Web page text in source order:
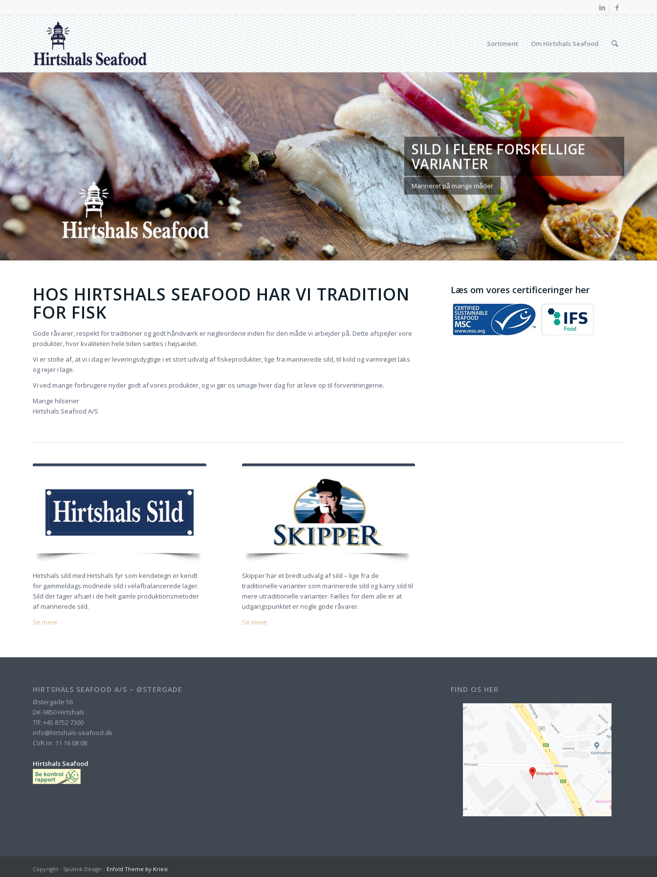
Sortiment Om Hirtshals Seafood
SILD I FLERE FORSKELLIGE
VARIANTER
Marineret på mange måder
HOS HIRTSHALS SEAFOOD HAR VI TRADITION
FOR FISK
Gode råvarer, respekt for traditioner og godt håndværk er nøgleordene inden for den måde vi arbejder på. Dette afspejler vore
produkter, hvor kvaliteten hele tiden sættes i højsædet.
Vi er stolte af, at vi i dag er leveringsdygtige i et stort udvalg af fiskeprodukter, lige fra marinerede sild, til kold og varmrøget laks
og rejer i lage.
Vi ved mange forbrugere nyder godt af vores produkter, og vi gør os umage hver dag for at leve op til forventningerne.
Mange hilsener
Hirtshals Seafood A/S
Læs om vores certificeringer her
Hirtshals sild med Hirtshals fyr som kendetegn er kendt
for gammeldags modnede sild i velafbalancerede lager.
Sild der tager afsæt i de helt gamle produktionsmetoder
af marinerede sild.
Se mere
Skipper har et bredt udvalg af sild – lige fra de
traditionelle varianter som marinerede sild og karry sild til
mere utraditionelle varianter. Fælles for dem alle er at
udgangspunktet er nogle gode råvarer.
Se mere
HIRTSHALS SEAFOOD A/S – ØSTERGADE
Østergade 56
DK-9850 Hirtshals
Tlf: +45 8752 7300
info@hirtshals-seafood.dk
CVR nr. 11 16 08 08
Hirtshals Seafood
FIND OS HER
Copyright - Sputnik Design - Enfold Theme by Kriesi